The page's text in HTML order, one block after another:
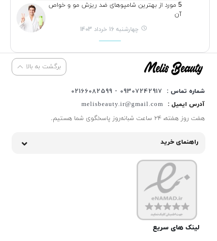
5 مورد از بهترین شامپوهای ضد ریزش مو و خواص
آن
چهارشنبه 16 خرداد 1403
برگشت به بالا
شماره تماس :
09307242917 - 02166082599
آدرس ایمیل :
melisbeauty.ir@gmail.com
هفت روز هفته، ۲۴ ساعت شبانه‌روز پاسخگوی شما هستیم.
راهنمای خرید
لینک های سریع